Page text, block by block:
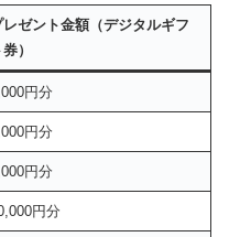
レゼント金額（デジタルギフ
券）
円分
円分
円分
円分